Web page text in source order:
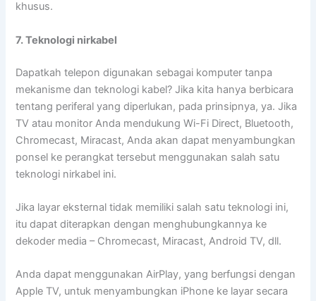
khusus.
7. Teknologi nirkabel
Dapatkah telepon digunakan sebagai komputer tanpa
mekanisme dan teknologi kabel? Jika kita hanya berbicara
tentang periferal yang diperlukan, pada prinsipnya, ya. Jika
TV atau monitor Anda mendukung Wi-Fi Direct, Bluetooth,
Chromecast, Miracast, Anda akan dapat menyambungkan
ponsel ke perangkat tersebut menggunakan salah satu
teknologi nirkabel ini.
Jika layar eksternal tidak memiliki salah satu teknologi ini,
itu dapat diterapkan dengan menghubungkannya ke
dekoder media – Chromecast, Miracast, Android TV, dll.
Anda dapat menggunakan AirPlay, yang berfungsi dengan
Apple TV, untuk menyambungkan iPhone ke layar secara